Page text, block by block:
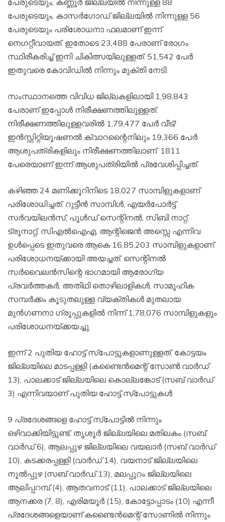
പേരുടെയും, കാസര്‍ഗോഡ് ജില്ലയില്‍ നിന്നുള്ള 56
പേരുടെയും പരിശോധനാ ഫലമാണ് ഇന്ന്
നെഗറ്റീവായത്. ഇതോടെ 23,488 പേരാണ് രോഗം
സ്ഥിരീകരിച്ച് ഇനി ചികിത്സയിലുള്ളത്. 51,542 പേര്‍
ഇതുവരെ കോവിഡില്‍ നിന്നും മുക്തി നേടി.
സംസ്ഥാനത്തെ വിവിധ ജില്ലകളിലായി 1,98,843
പേരാണ് ഇപ്പോള്‍ നിരീക്ഷണത്തിലുള്ളത്.
നിരീക്ഷണത്തിലുള്ളവരില്‍ 1,79,477 പേര്‍ വീട്/
ഇന്‍സ്റ്റിറ്റിയൂഷണല്‍ ക്വാറന്റൈനിലും 19,366 പേര്‍
ആശുപത്രികളിലും നിരീക്ഷണത്തിലാണ്. 1811
പേരെയാണ് ഇന്ന് ആശുപത്രിയില്‍ പ്രവേശിപ്പിച്ചത്.
കഴിഞ്ഞ 24 മണിക്കൂറിനിടെ 18,027 സാമ്പിളുകളാണ്
പരിശോധിച്ചത്. റുട്ടീന്‍ സാമ്പിള്‍, എയര്‍പോര്‍ട്ട്
സര്‍വയിലന്‍സ്, പൂള്‍ഡ് സെന്റിനല്‍, സിബി നാറ്റ്,
ട്രൂനാറ്റ്, സിഎല്‍ഐഎ, ആന്റിജെന്‍ അസ്സെ എന്നിവ
ഉള്‍പ്പെടെ ഇതുവരെ ആകെ 16,85,203 സാമ്പിളുകളാണ്
പരിശോധനയ്ക്കായി അയച്ചത്. സെന്റിനല്‍
സര്‍വൈലന്‍സിന്റെ ഭാഗമായി ആരോഗ്യ
പ്രവര്‍ത്തകര്‍, അതിഥി തൊഴിലാളികള്‍, സാമൂഹിക
സമ്പര്‍ക്കം കൂടുതലുള്ള വ്യക്തികള്‍ മുതലായ
മുന്‍ഗണനാ ഗ്രൂപ്പുകളില്‍ നിന്ന് 1,78,076 സാമ്പിളുകളും
പരിശോധനയ്ക്കയച്ചു.
ഇന്ന് 2 പുതിയ ഹോട്ട് സ്‌പോട്ടുകളാണുള്ളത്. കോട്ടയം
ജില്ലയിലെ മാടപ്പള്ളി (കണ്ടൈന്‍മെന്റ് സോണ്‍ വാര്‍ഡ്
13), പാലക്കാട് ജില്ലയിലെ കൊല്ലങ്കോട് (സബ് വാര്‍ഡ്
3) എന്നിവയാണ് പുതിയ ഹോട്ട് സ്‌പോട്ടുകള്‍.
9 പ്രദേശങ്ങളെ ഹോട്ട് സ്‌പോട്ടില്‍ നിന്നും
ഒഴിവാക്കിയിട്ടുണ്ട്. തൃശൂര്‍ ജില്ലയിലെ മതിലകം (സബ്
വാര്‍ഡ് 6), ആലപ്പുഴ ജില്ലയിലെ വയലാര്‍ (സബ് വാര്‍ഡ്
10), കടക്കരപ്പള്ളി (വാര്‍ഡ് 14), വയനാട് ജില്ലയിലെ
നൂല്‍പ്പുഴ (സബ് വാര്‍ഡ് 13), മലപ്പുറം ജില്ലയിലെ
ആലിപ്പറമ്പ് (4), ആതവനാട് (11), പാലക്കാട് ജില്ലയിലെ
ആനക്കര (7, 8), എരിമയൂര്‍ (15), കോട്ടോപ്പാടം (10) എന്നീ
പ്രദേശങ്ങളെയാണ് കണ്ടൈന്‍മെന്റ് സോണില്‍ നിന്നും